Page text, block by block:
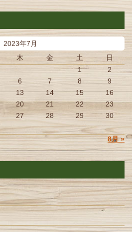
2023年7月
木 金 土 日
8月 »
1
2
6 7 8
9
13 14 15
16
20 21 22
23
27 28 29
30